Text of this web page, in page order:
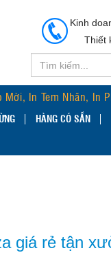
Kinh
Thiết
In Tem Nhãn, In
HÀNG CÓ SẴN
giá rẻ tận